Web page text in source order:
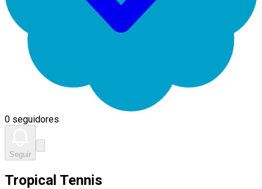
0 seguidores
Seguir
Tropical Tennis